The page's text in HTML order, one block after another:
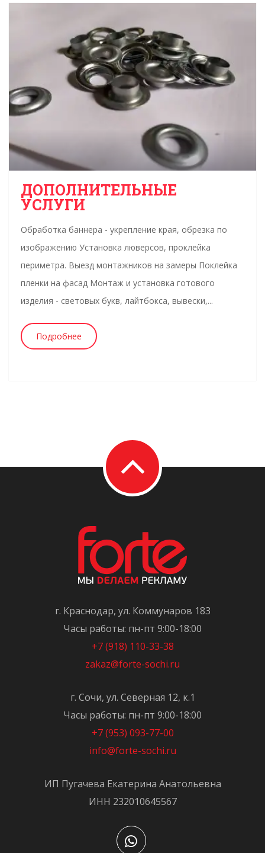
ДОПОЛНИТЕЛЬНЫЕ
УСЛУГИ
Обработка баннера - укрепление края, обрезка по
изображению Установка люверсов, проклейка
периметра. Выезд монтажников на замеры Поклейка
пленки на фасад Монтаж и установка готового
изделия - световых букв, лайтбокса, вывески,...
Подробнее
г. Краснодар, ул. Коммунаров 183
Часы работы: пн-пт 9:00-18:00
+7 (918) 110-33-38
zakaz@forte-sochi.ru
г. Сочи, ул. Северная 12, к.1
Часы работы: пн-пт 9:00-18:00
+7 (953) 093-77-00
info@forte-sochi.ru
ИП Пугачева Екатерина Анатольевна
ИНН 232010645567